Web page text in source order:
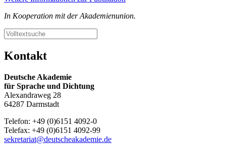
In Kooperation mit der Akademienunion.
Kontakt
Deutsche Akademie
für Sprache und Dichtung
Alexandraweg 28
64287 Darmstadt
Telefon: +49 (0)6151 4092-0
Telefax: +49 (0)6151 4092-99
sekretariat@deutscheakademie.de